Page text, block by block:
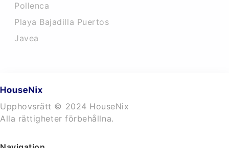
Pollenca
Playa Bajadilla Puertos
Javea
Upphovsrätt © 2024 HouseNix
Alla rättigheter förbehållna.